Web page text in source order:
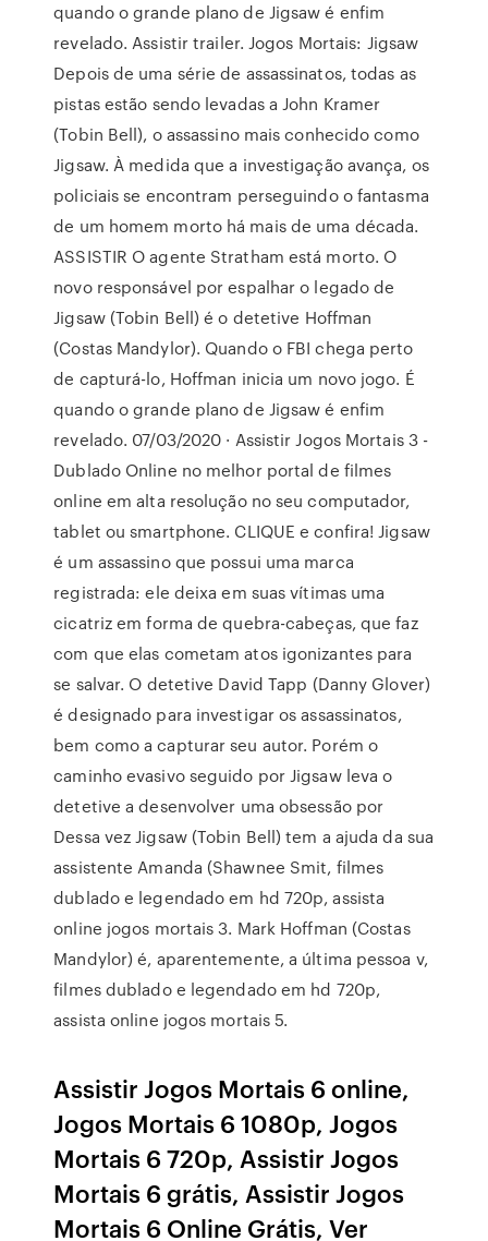
quando o grande plano de Jigsaw é enfim
revelado. Assistir trailer. Jogos Mortais: Jigsaw
Depois de uma série de assassinatos, todas as
pistas estão sendo levadas a John Kramer
(Tobin Bell), o assassino mais conhecido como
Jigsaw. À medida que a investigação avança, os
policiais se encontram perseguindo o fantasma
de um homem morto há mais de uma década.
ASSISTIR O agente Stratham está morto. O
novo responsável por espalhar o legado de
Jigsaw (Tobin Bell) é o detetive Hoffman
(Costas Mandylor). Quando o FBI chega perto
de capturá-lo, Hoffman inicia um novo jogo. É
quando o grande plano de Jigsaw é enfim
revelado. 07/03/2020 · Assistir Jogos Mortais 3 -
Dublado Online no melhor portal de filmes
online em alta resolução no seu computador,
tablet ou smartphone. CLIQUE e confira! Jigsaw
é um assassino que possui uma marca
registrada: ele deixa em suas vítimas uma
cicatriz em forma de quebra-cabeças, que faz
com que elas cometam atos igonizantes para
se salvar. O detetive David Tapp (Danny Glover)
é designado para investigar os assassinatos,
bem como a capturar seu autor. Porém o
caminho evasivo seguido por Jigsaw leva o
detetive a desenvolver uma obsessão por
Dessa vez Jigsaw (Tobin Bell) tem a ajuda da sua
assistente Amanda (Shawnee Smit, filmes
dublado e legendado em hd 720p, assista
online jogos mortais 3. Mark Hoffman (Costas
Mandylor) é, aparentemente, a última pessoa v,
filmes dublado e legendado em hd 720p,
assista online jogos mortais 5.
Assistir Jogos Mortais 6 online,
Jogos Mortais 6 1080p, Jogos
Mortais 6 720p, Assistir Jogos
Mortais 6 grátis, Assistir Jogos
Mortais 6 Online Grátis, Ver